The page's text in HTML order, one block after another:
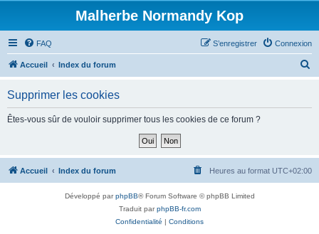
Malherbe Normandy Kop
FAQ Connexion
S’enregistrer
Accueil Index du forum
h
Supprimer les cookies
Êtes-vous sûr de vouloir supprimer tous les cookies de ce forum ?
Accueil Index du forum Heures au format UTC+02:00
Développé parphpBB® Forum Software © phpBB Limited
Traduit parphpBB-fr.com
Confidentialité | Conditions